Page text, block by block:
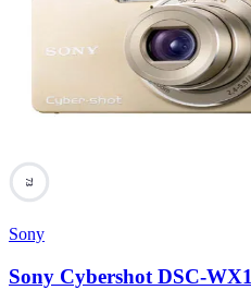
73
Sony
Sony Cybershot DSC-WX1